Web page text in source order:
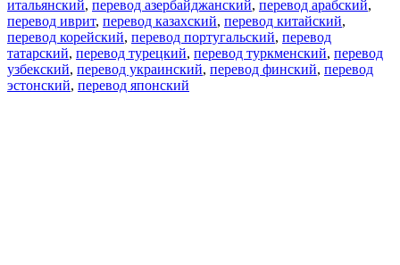
итальянский, перевод азербайджанский, перевод арабский,
перевод иврит, перевод казахский, перевод китайский,
перевод корейский, перевод португальский, перевод
татарский, перевод турецкий, перевод туркменский, перевод
узбекский, перевод украинский, перевод финский, перевод
эстонский, перевод японский